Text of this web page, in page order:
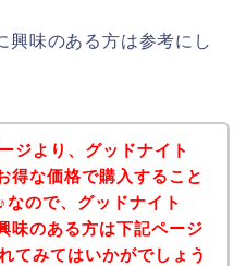
興味のある方は参考にし
ジより、グッドナイト
得な価格で購入すること
ので、グッドナイト
味のある方は下記ページ
てみてはいかがでしょう